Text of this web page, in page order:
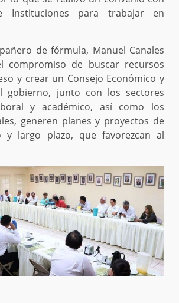
Instituciones para trabajar en
de fórmula, Manuel Canales
compromiso de buscar recursos
y crear un Consejo Económico y
gobierno, junto con los sectores
y académico, así como los
generen planes y proyectos de
y largo plazo, que favorezcan al